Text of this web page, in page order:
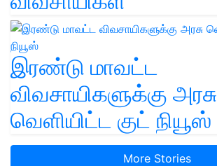
இரண்டு மாவட்ட
விவசாயிகளுக்கு அரசு
வெளியிட்ட குட் நியூஸ்
More Stories